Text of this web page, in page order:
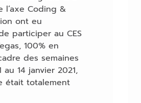
l’axe Coding &
ont eu
participer au CES
100% en
des semaines
au 14 janvier 2021,
était totalement